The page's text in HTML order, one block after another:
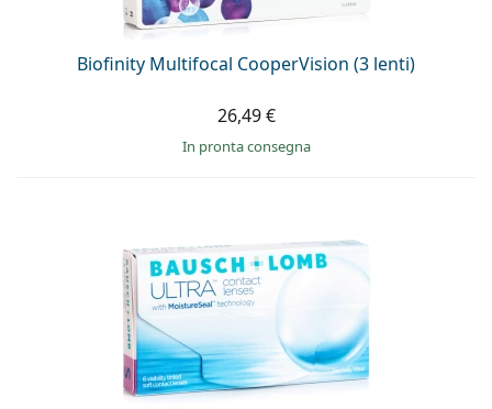
Biofinity Multifocal CooperVision (3 lenti)
26,49 €
in pronta consegna